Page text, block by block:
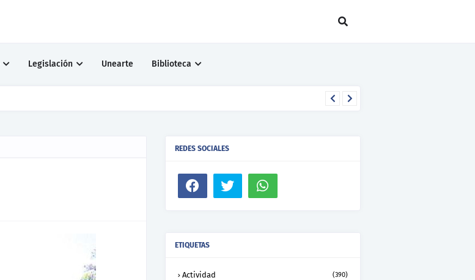
Legislación Unearte Biblioteca
REDES SOCIALES
ETIQUETAS
Actividad (390)